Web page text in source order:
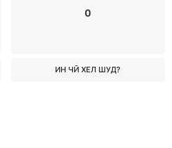
0
ИН ЧӢ ХЕЛ ШУД?